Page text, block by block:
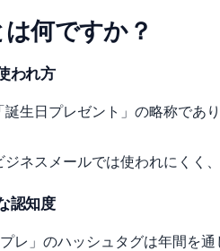
は何ですか？
われ方
誕生日プレゼント」の略称で
ジネスメールでは使われにくく
認知度
レ」のハッシュタグは年間を